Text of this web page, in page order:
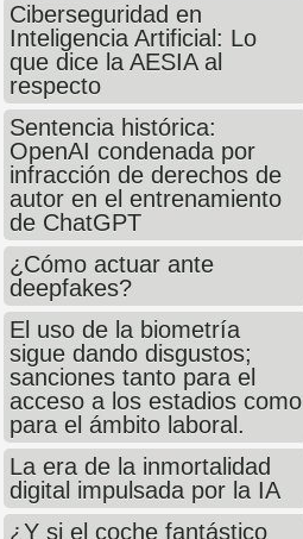
Ciberseguridad en
Inteligencia Artificial: Lo
que dice la AESIA al
respecto
Sentencia histórica:
OpenAI condenada por
infracción de derechos de
autor en el entrenamiento
de ChatGPT
¿Cómo actuar ante
deepfakes?
El uso de la biometría
sigue dando disgustos;
sanciones tanto para el
acceso a los estadios como
para el ámbito laboral.
La era de la inmortalidad
digital impulsada por la IA
¿Y si el coche fantástico